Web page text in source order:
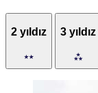
2 yıldız 3 yıldız